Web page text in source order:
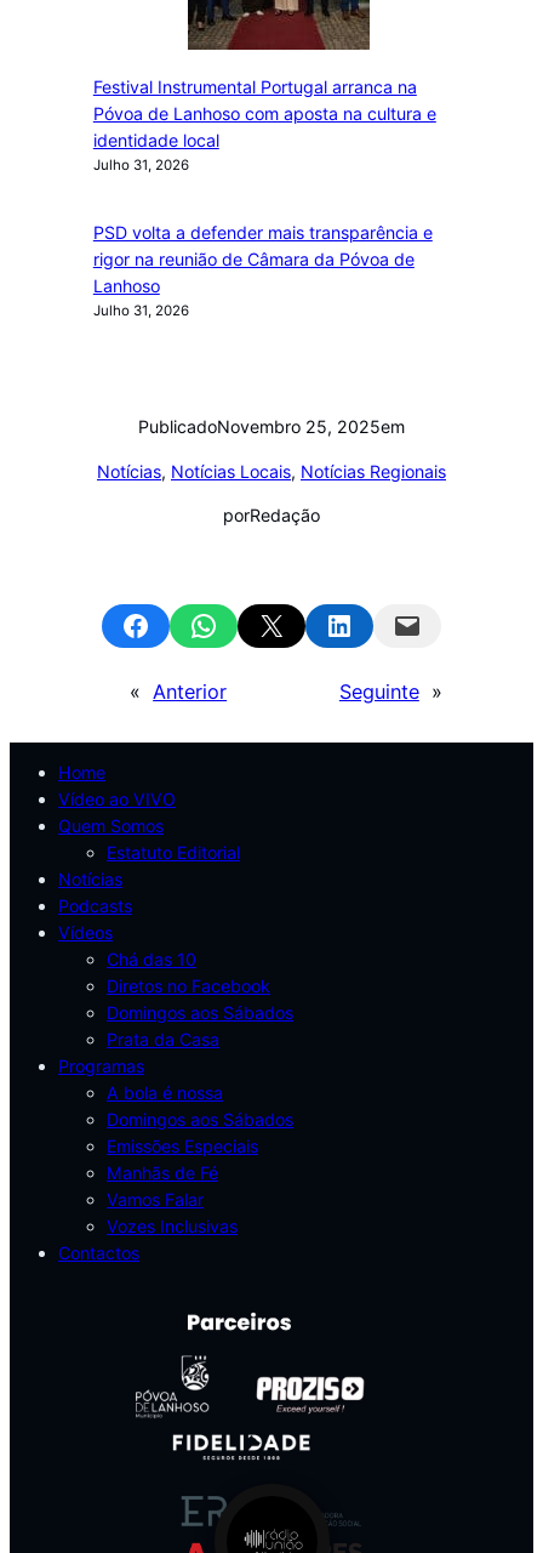
Festival Instrumental Portugal arranca na
Póvoa de Lanhoso com aposta na cultura e
identidade local
Julho 31, 2026
PSD volta a defender mais transparência e
rigor na reunião de Câmara da Póvoa de
Lanhoso
Julho 31, 2026
PublicadoNovembro 25, 2025em
Notícias, Notícias Locais, Notícias Regionais
porRedação
Share on FacebookShare on WhatsApp
Email this Page Share on LinkedInEmail this Page
« Anterior Seguinte »
Home
Vídeo ao VIVO
Quem Somos
Estatuto Editorial
Notícias
Podcasts
Vídeos
Chá das 10
Diretos no Facebook
Domingos aos Sábados
Prata da Casa
Programas
A bola é nossa
Domingos aos Sábados
Emissões Especiais
Manhãs de Fé
Vamos Falar
Vozes Inclusivas
Contactos